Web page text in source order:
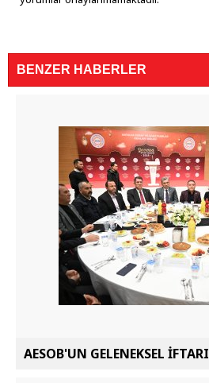
BENZER HABERLER
AESOB'UN GELENEKSEL İFTARI